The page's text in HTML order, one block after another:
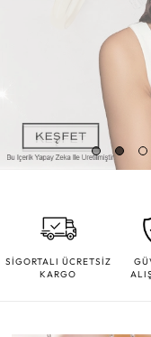
SİGORTALI ÜCRETSİZ
KARGO